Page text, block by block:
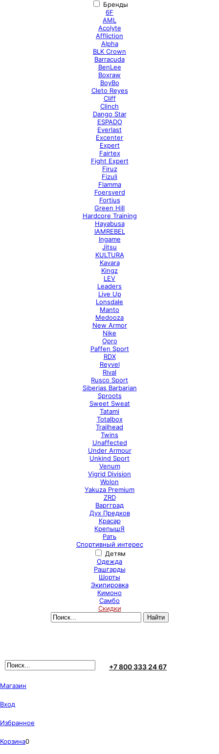
Бренды
6F
AML
Acolyte
Affliction
Alpha
BLK Crown
Barracuda
BenLee
Boxraw
BoyBo
Cleto Reyes
Cliff
Clinch
Dango Star
ESPADO
Everlast
Excenter
Expert
Fairtex
Fight Expert
Firuz
Fizuli
Flamma
Foersverd
Fortius
Green Hill
Hardcore Training
Hayabusa
IAMREBEL
Ingame
Jitsu
KULTURA
Kavara
Kingz
LEV
Leaders
Live Up
Lonsdale
Manto
Medooza
New Armor
Nike
Opro
Paffen Sport
RDX
Reyvel
Rival
Rusco Sport
Siberias Barbarian
Sproots
Sweet Sweat
Tatami
Totalbox
Trailhead
Twins
Unaffected
Under Armour
Unkind Sport
Venum
Vigrid Division
Wolon
Yakuza Premium
ZRD
Варгград
Дух Предков
Красар
КрепышЯ
Рать
Спортивный интерес
Детям
Одежда
Рашгарды
Шорты
Экипировка
Кимоно
Самбо
Скидки
+7 800 333 24 67
Магазин
Вход
Избранное
Корзина0